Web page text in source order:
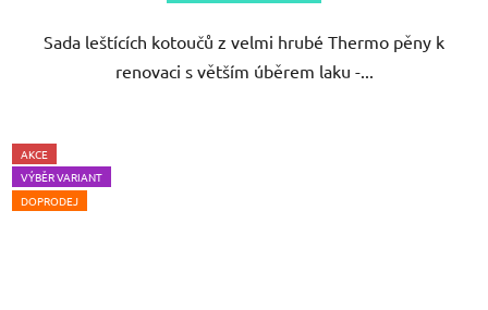
Sada leštících kotoučů z velmi hrubé Thermo pěny k
renovaci s větším úběrem laku -...
AKCE
VÝBĚR VARIANT
DOPRODEJ